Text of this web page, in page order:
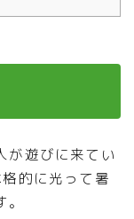
が遊びに来てい
的に光って暑